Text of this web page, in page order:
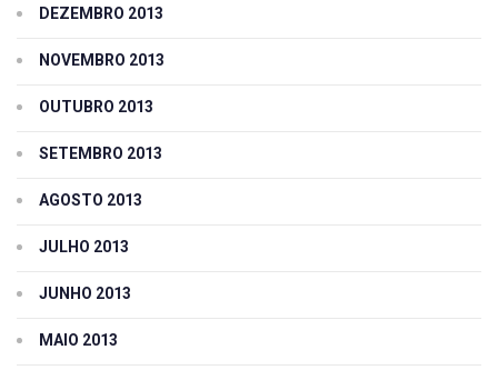
DEZEMBRO 2013
NOVEMBRO 2013
OUTUBRO 2013
SETEMBRO 2013
AGOSTO 2013
JULHO 2013
JUNHO 2013
MAIO 2013